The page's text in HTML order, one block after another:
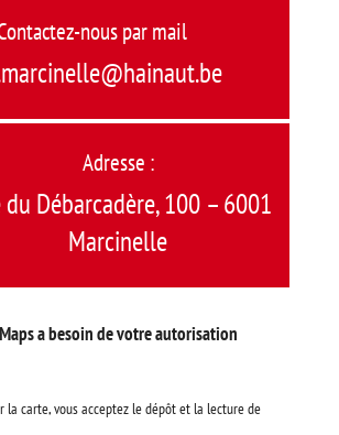
nous par mail
Adresse :
du Débarcadère, 100 – 6001
Marcinelle
a besoin de votre autorisation
la carte, vous acceptez le dépôt et la lecture de